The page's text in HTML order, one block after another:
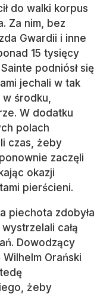
do walki korpus
Za nim, bez
Gwardii i inne
15 tysięcy
podniósł się
jechali w tak
środku,
W dodatku
polach
czas, żeby
zaczęli
okazji
pierścieni.
piechota zdobyła
całą
Dowodzący
Orański
żeby